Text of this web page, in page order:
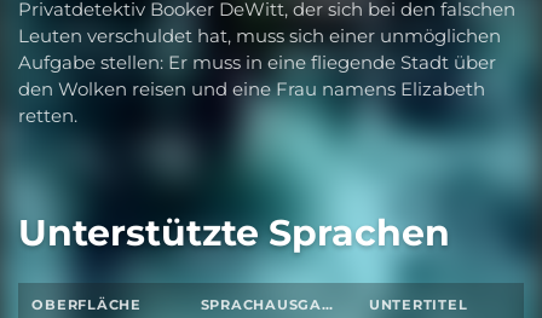
Privatdetektiv Booker DeWitt, der sich bei den falschen
Leuten verschuldet hat, muss sich einer unmöglichen
Aufgabe stellen: Er muss in eine fliegende Stadt über
den Wolken reisen und eine Frau namens Elizabeth
retten.
Unterstützte Sprachen
OBERFLÄCHE SPRACHAUSGABE UNTERTITEL